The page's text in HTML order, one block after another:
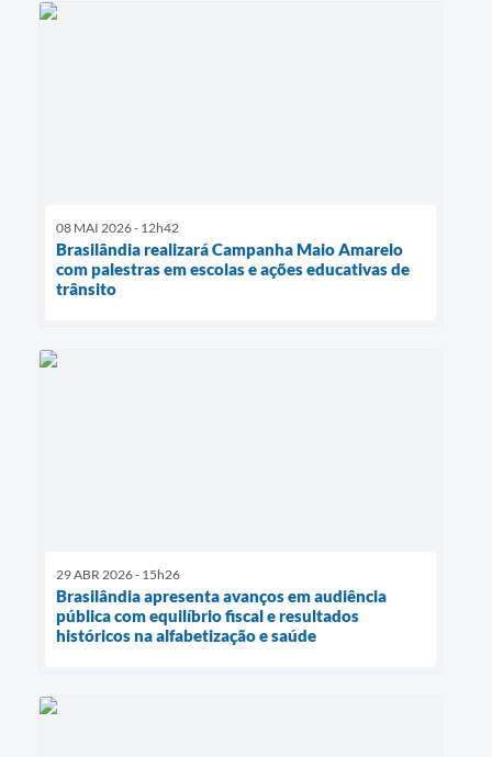
08 MAI 2026 - 12h42
Brasilândia realizará Campanha Maio Amarelo
com palestras em escolas e ações educativas de
trânsito
29 ABR 2026 - 15h26
Brasilândia apresenta avanços em audiência
pública com equilíbrio fiscal e resultados
históricos na alfabetização e saúde